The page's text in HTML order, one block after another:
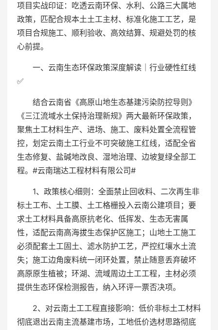
项目实战印证：吃透云南环保、水利、公路三大属地
政策，匹配合规本土土工主材、标准化施工工艺，是
项目合规施工、顺利验收、高效结算、规避处罚的核
心前提。
一、云南生态环保政策深度解读｜行业硬性红线
✅
结合云南省《高原山地生态基建污染防控导则》
《三江流域水土保持治理新规》两大最新环保政策，
聚焦土工材料生产、进场、施工、废料处置全流程管
控，划定云南土工行业不可突破施工红线，适配全省
生态修复、盐碱地改良、湿地治理、边坡复绿全部工
程。#云南瑞达工程材料有限公司#
1、政策核心细则：全面禁止回收料、二次再生非
标土工布、土工膜、土工格栅投入云南公建项目；要
求土工材料具备高原抗老化、低挥发、生态无害属
性，适配云南高海拔生态保护区施工；山地土工施工
必须配套土工固土、滤水防护工艺，严控红壤水土流
失；施工边角废料统一闭环处置，禁止随意丢弃破坏
高原原生植被；环湖、流域周边土工工程，主材必须
提供生态环保检测报告，纳入环评一票否决项。
2、对云南土工工程直接影响：低价非标土工材料
彻底退出云南主流基建市场，工地低价选材思路彻底